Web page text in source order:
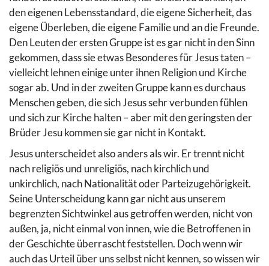
den eigenen Lebensstandard, die eigene Sicherheit, das
eigene Überleben, die eigene Familie und an die Freunde.
Den Leuten der ersten Gruppe ist es gar nicht in den Sinn
gekommen, dass sie etwas Besonderes für Jesus taten –
vielleicht lehnen einige unter ihnen Religion und Kirche
sogar ab. Und in der zweiten Gruppe kann es durchaus
Menschen geben, die sich Jesus sehr verbunden fühlen
und sich zur Kirche halten – aber mit den geringsten der
Brüder Jesu kommen sie gar nicht in Kontakt.
Jesus unterscheidet also anders als wir. Er trennt nicht
nach religiös und unreligiös, nach kirchlich und
unkirchlich, nach Nationalität oder Parteizugehörigkeit.
Seine Unterscheidung kann gar nicht aus unserem
begrenzten Sichtwinkel aus getroffen werden, nicht von
außen, ja, nicht einmal von innen, wie die Betroffenen in
der Geschichte überrascht feststellen. Doch wenn wir
auch das Urteil über uns selbst nicht kennen, so wissen wir